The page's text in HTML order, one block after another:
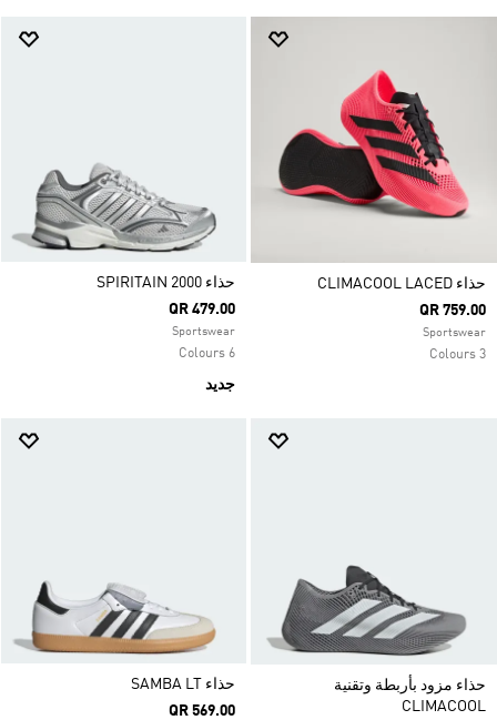
حذاء CLIMACOOL LACED
QR 759.00
Sportswear
3 Colours
حذاء SPIRITAIN 2000
QR 479.00
Sportswear
6 Colours
جديد
حذاء مزود بأربطة وتقنية
CLIMACOOL
حذاء SAMBA LT
QR 569.00